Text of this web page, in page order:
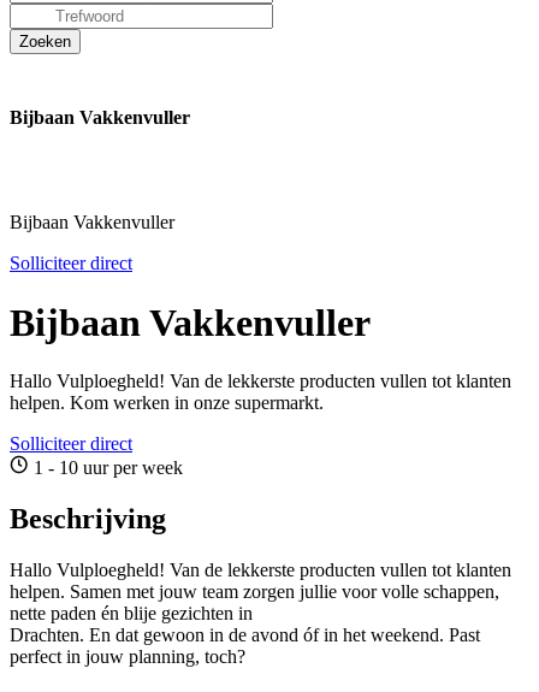
Bijbaan Vakkenvuller
Bijbaan Vakkenvuller
Solliciteer direct
Bijbaan Vakkenvuller
Hallo Vulploegheld! Van de lekkerste producten vullen tot klanten
helpen. Kom werken in onze supermarkt.
Solliciteer direct
1 - 10 uur per week
Beschrijving
Hallo Vulploegheld! Van de lekkerste producten vullen tot klanten
helpen. Samen met jouw team zorgen jullie voor volle schappen,
nette paden én blije gezichten in
Drachten. En dat gewoon in de avond óf in het weekend. Past
perfect in jouw planning, toch?